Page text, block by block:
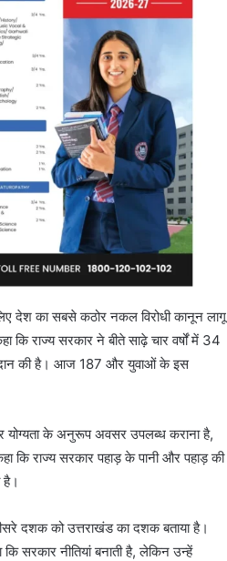
देश का सबसे कठोर नकल विरोधी कानून लागू
कि राज्य सरकार ने बीते साढ़े चार वर्षों में 34
प्रदान की है। आज 187 और युवाओं के इस
योग्यता के अनुरूप अवसर उपलब्ध कराना है,
कि राज्य सरकार पहाड़ के पानी और पहाड़ की
है।
दशक को उत्तराखंड का दशक बताया है।
सरकार नीतियां बनाती है, लेकिन उन्हें